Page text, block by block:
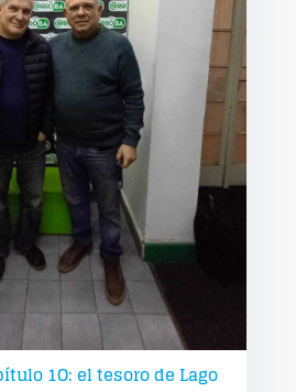
1O: el tesoro de Lago